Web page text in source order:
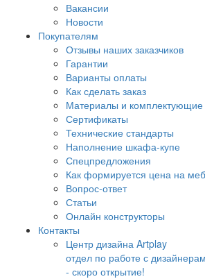
Вакансии
Новости
Покупателям
Отзывы наших заказчиков
Гарантии
Варианты оплаты
Как сделать заказ
Материалы и комплектующие
Сертификаты
Технические стандарты
Наполнение шкафа-купе
Спецпредложения
Как формируется цена на
Вопрос-ответ
Статьи
Онлайн конструкторы
Контакты
Центр дизайна Artplay
отдел по работе с
- скоро открытие!